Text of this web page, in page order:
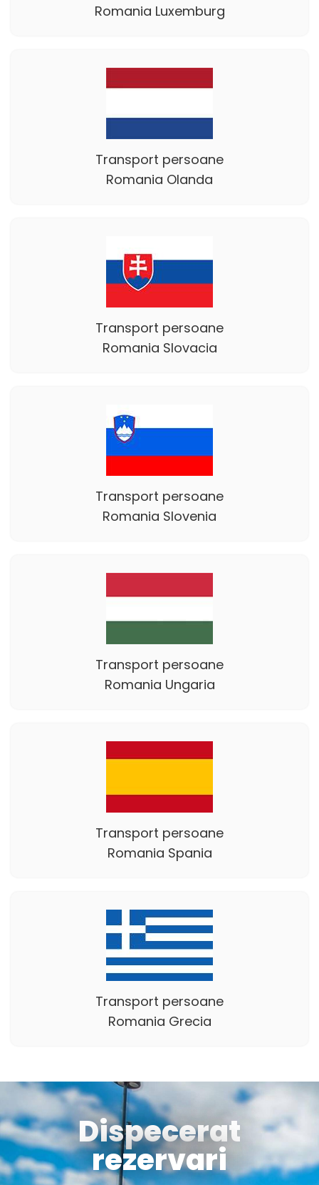
Romania Luxemburg
Transport persoane
Romania Olanda
Transport persoane
Romania Slovacia
Transport persoane
Romania Slovenia
Transport persoane
Romania Ungaria
Transport persoane
Romania Spania
Transport persoane
Romania Grecia
Dispecerat
rezervari